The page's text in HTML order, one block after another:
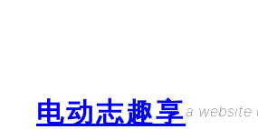
电动志趣享a website